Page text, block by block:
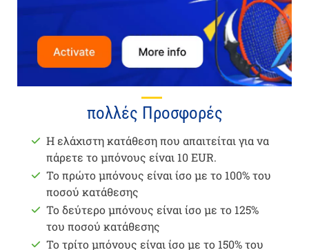
πολλές Προσφορές
Η ελάχιστη κατάθεση που απαιτείται για να
πάρετε το μπόνους είναι 10 EUR.
Το πρώτο μπόνους είναι ίσο με το 100% του
ποσού κατάθεσης
Το δεύτερο μπόνους είναι ίσο με το 125%
του ποσού κατάθεσης
Το τρίτο μπόνους είναι ίσο με το 150% του